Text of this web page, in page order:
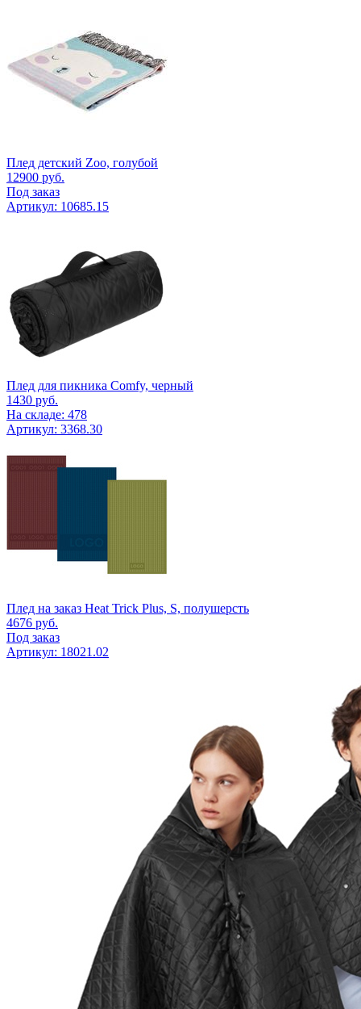
Плед детский Zoo, голубой
12900 руб.
Под заказ
Артикул: 10685.15
Плед для пикника Comfy, черный
1430 руб.
На складе: 478
Артикул: 3368.30
Плед на заказ Heat Trick Plus, S, полушерсть
4676 руб.
Под заказ
Артикул: 18021.02